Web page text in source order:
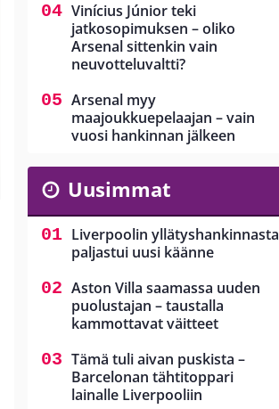
Vinícius Júnior teki
jatkosopimuksen – oliko
Arsenal sittenkin vain
neuvotteluvaltti?
Arsenal myy
maajoukkuepelaajan – vain
vuosi hankinnan jälkeen
Uusimmat
Liverpoolin yllätyshankinnasta
paljastui uusi käänne
Aston Villa saamassa uuden
puolustajan – taustalla
kammottavat väitteet
Tämä tuli aivan puskista –
Barcelonan tähtitoppari
lainalle Liverpooliin